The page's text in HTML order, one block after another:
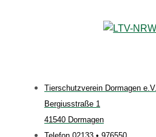
Tierschutzverein Dormagen e.V.
Bergiusstraße 1
41540 Dormagen